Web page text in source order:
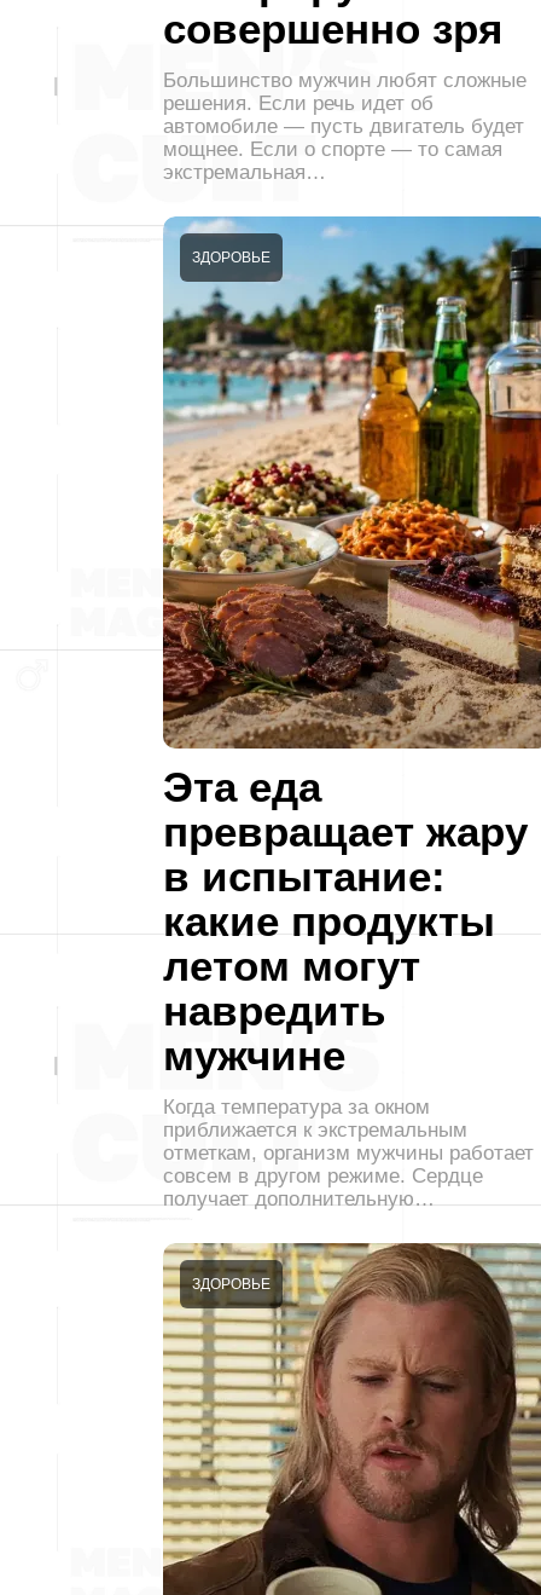
совершенно зря
Большинство мужчин любят сложные
решения. Если речь идет об
автомобиле — пусть двигатель будет
мощнее. Если о спорте — то самая
экстремальная…
Эта еда
превращает жару
в испытание:
какие продукты
летом могут
навредить
мужчине
ЗДОРОВЬЕ
Когда температура за окном
приближается к экстремальным
отметкам, организм мужчины работает
совсем в другом режиме. Сердце
получает дополнительную…
ЗДОРОВЬЕ